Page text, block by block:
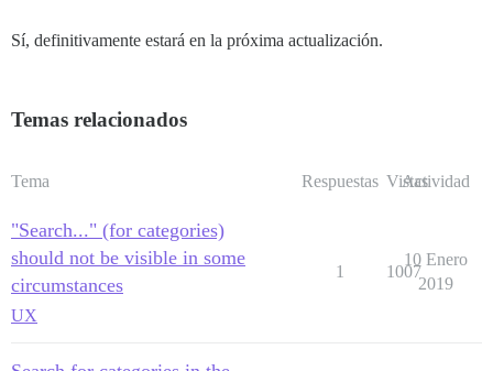
Sí, definitivamente estará en la próxima actualización.
Temas relacionados
Tema Respuestas Vistas
Actividad
"Search..." (for categories)
should not be visible in some
circumstances
UX
1 1007
10 Enero
2019